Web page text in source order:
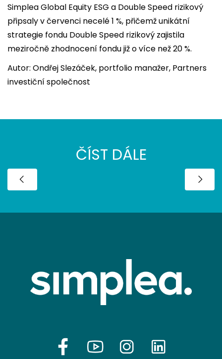
Simplea Global Equity ESG a Double Speed rizikový
připsaly v červenci necelé 1 %, přičemž unikátní
strategie fondu Double Speed rizikový zajistila
meziročně zhodnocení fondu již o více než 20 %.
Autor: Ondřej Slezáček, portfolio manažer, Partners
investiční společnost
ČÍST DÁLE